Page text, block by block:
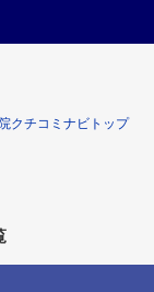
クチコミナビトップ